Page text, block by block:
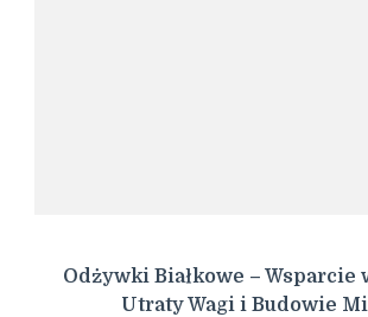
Odżywki Białkowe – Wsparcie
Utraty Wagi i Budowie